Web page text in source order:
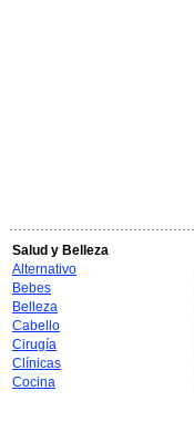
Salud y Belleza
Alternativo
Bebes
Belleza
Cabello
Cirugía
Clínicas
Cocina